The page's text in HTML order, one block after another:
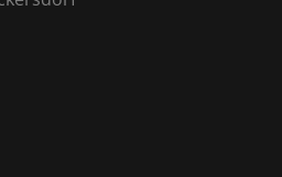
DaltecAustria